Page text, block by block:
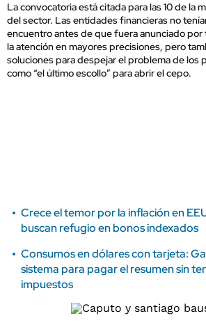
La convocatoria está citada para las 10 de la
del sector. Las entidades financieras no
encuentro antes de que fuera anunciado
la atención en mayores precisiones, pero
soluciones para despejar el problema de los
como “el último escollo” para abrir el cepo.
Crece el temor por la inflación en
buscan refugio en bonos indexados
Consumos en dólares con tarjeta:
sistema para pagar el resumen sin
impuestos